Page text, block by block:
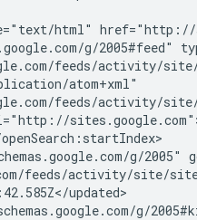
html" href="http://
g/2005#feed"
feeds/activity/
site
atom+xml"
feeds/activity/
site
g/2005"
feeds/activity/site/
updated>
g/